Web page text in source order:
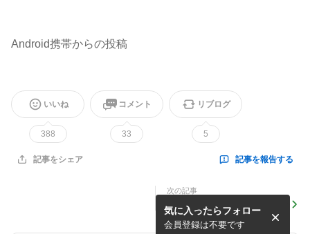
Android携帯からの投稿
いいね
388
コメント
33
リブログ
5
記事をシェア 記事を報告する
次の記事
【ご案内】1/29(日)『普天王
引退 稲川襲名 披露大相撲』
＠両国国技館
気に入ったらフォロー
会員登録は不要です